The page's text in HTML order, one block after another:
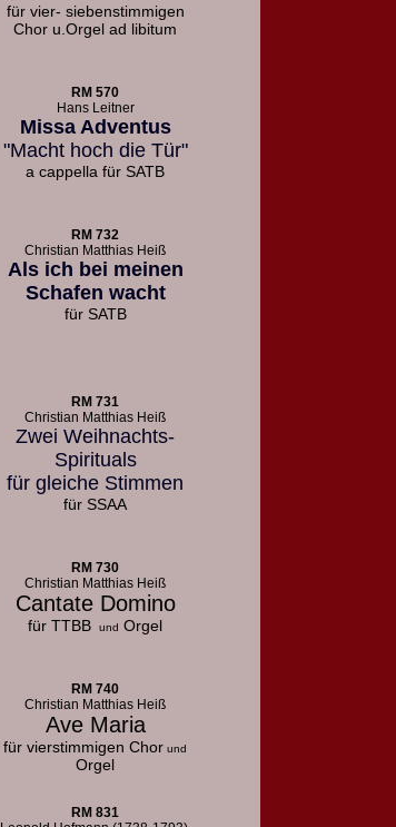
für vier- siebenstimmigen
Chor u. Orgel ad libitum
RM 570
Hans Leitner
Missa Adventus
"Macht hoch die Tür"
a cappella für SATB
RM 732
Christian Matthias Heiß
Als ich bei meinen
Schafen wacht
für SATB
RM 731
Christian Matthias Heiß
Zwei Weihnachts-
Spirituals
für gleiche Stimmen
für SSAA
RM 730
Christian Matthias Heiß
Cantate Domino
für TTBB und Orgel
RM 740
Christian Matthias Heiß
Ave Maria
für vierstimmigen Chor und
Orgel
RM 831